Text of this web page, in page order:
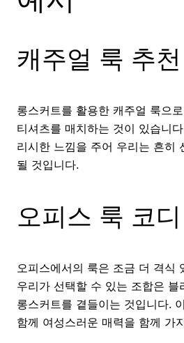
캐주얼 룩 추천
롱스커트를 활용한 캐주얼 룩으
티셔츠를 매치하는 것이 있습니
리시한 느낌을 주어 우리는 흔히
될 것입니다.
오피스 룩 코디
오피스에서의 룩은 조금 더 격식
우리가 선택할 수 있는 조합은 블
롱스커트를 곁들이는 것입니다.
함께 여성스러운 매력을 함께 가